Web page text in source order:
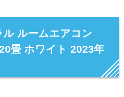
ル ルームエアコン
畳 ホワイト 2023年